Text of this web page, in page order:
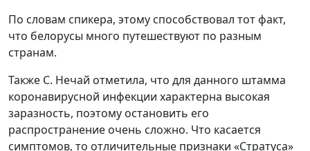
По словам спикера, этому способствовал тот факт,
что белорусы много путешествуют по разным
странам.
Также С. Нечай отметила, что для данного штамма
коронавирусной инфекции характерна высокая
заразность, поэтому остановить его
распространение очень сложно. Что касается
симптомов, то отличительные признаки «Стратуса»